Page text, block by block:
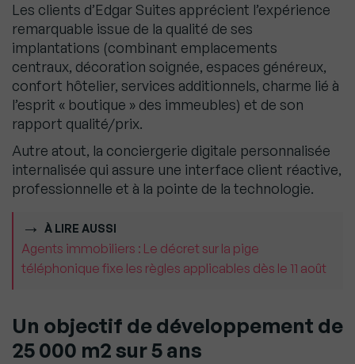
Les clients d’Edgar Suites apprécient l’expérience
remarquable issue de la qualité de ses
implantations (combinant emplacements
centraux, décoration soignée, espaces généreux,
confort hôtelier, services additionnels, charme lié à
l’esprit « boutique » des immeubles) et de son
rapport qualité/prix.
Autre atout, la conciergerie digitale personnalisée
internalisée qui assure une interface client réactive,
professionnelle et à la pointe de la technologie.
À LIRE AUSSI
Agents immobiliers : Le décret sur la pige
téléphonique fixe les règles applicables dès le 11 août
Un objectif de développement de
25 000 m2sur 5 ans